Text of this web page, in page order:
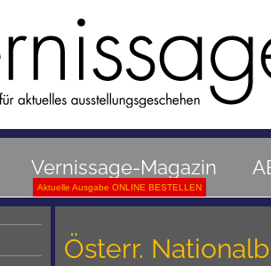
Vernissage-Magazin
Aktuelle Ausgabe ONLINE BESTELLEN
Österr.